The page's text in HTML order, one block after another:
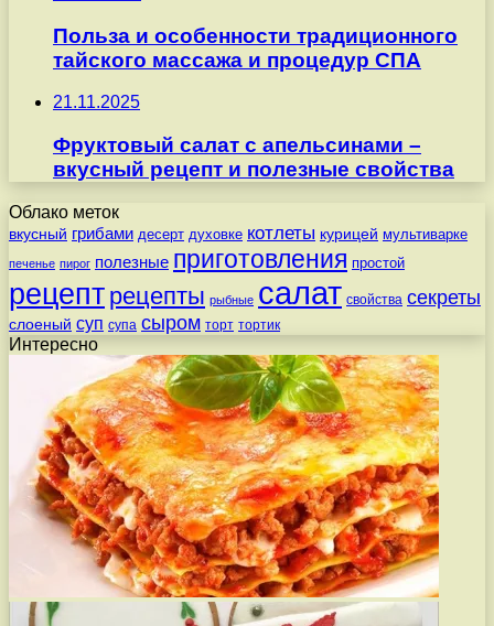
Польза и особенности традиционного
тайского массажа и процедур СПА
21.11.2025
Фруктовый салат с апельсинами –
вкусный рецепт и полезные свойства
Облако меток
вкусный грибами десерт духовке котлеты курицей мультиварке
печенье пирог полезные приготовления простой
рецепт рецепты рыбные салат свойства секреты
слоеный суп супа сыром торт тортик
Интересно